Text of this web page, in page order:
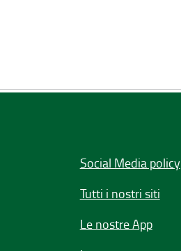
Social Media policy
Tutti i nostri siti
Le nostre App